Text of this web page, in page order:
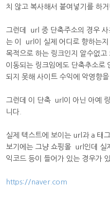
치 않고 복사해서 붙여넣기를 하
그런데 url 중 단축주소의 경우 사
는 이 url이 실제 어디로 향하는
목적으로 하는 링크인지 알수없고
이동되는 링크임에도 단축추소
되지 못해 사이트 수익에 악영향
그런데 이 단축 url이 아닌 아예
니다.
실제 텍스트에 보이는 url과 a 태
보기에는 그냥 쇼핑몰 url인데
익코드 등이 들어가 있는 경우가
https://naver.com